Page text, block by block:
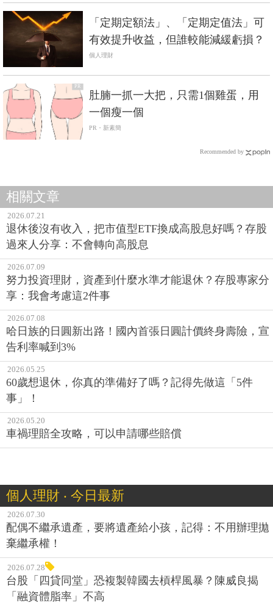
「定期定額法」、「定期定值法」可
有效提升收益，但誰較能減緩虧損？
個人理財
PR
肚腩一抓一大把，只需1個雞蛋，用
一個瘦一個
PR・新素簡
Recommended by
相關文章
2026.07.21
退休後沒有收入，把市值型ETF換成高股息好嗎？存股
過來人分享：不會轉向高股息
2026.07.09
努力投資理財，資產到什麼水準才能退休？存股專家分
享：我會考慮這2件事
2026.07.08
哈日族的日圓新出路！國內首張日圓計價終身壽險，宣
告利率喊到3%
2026.05.25
60歲想退休，你真的準備好了嗎？記得先做這「5件
事」！
2026.05.20
車禍理賠全攻略，可以申請哪些賠償
個人理財 ‧ 今日最新
2026.07.30
配偶不繼承遺產，要將遺產給小孩，記得：不用辦理拋
棄繼承權！
2026.07.28
台股「四貸同堂」恐複製韓國去槓桿風暴？陳威良揭
「融資體脂率」不高